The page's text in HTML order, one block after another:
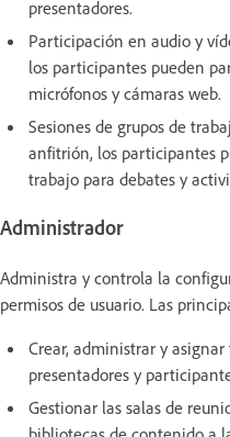
presentadores.
Participación en audio y
los participantes pueden
micrófonos y cámaras web.
Sesiones de grupos de
anfitrión, los participantes
trabajo para debates y
Administrador
Administra y controla la
permisos de usuario. Las
Crear, administrar y
presentadores y
Gestionar las salas de